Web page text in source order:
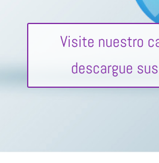
Visite nuestro
descargue